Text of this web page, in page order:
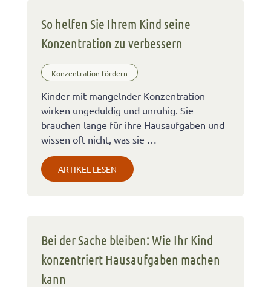
So helfen Sie Ihrem Kind seine
Konzentration zu verbessern
Konzentration fördern
Kinder mit mangelnder Konzentration
wirken ungeduldig und unruhig. Sie
brauchen lange für ihre Hausaufgaben und
wissen oft nicht, was sie …
ARTIKEL LESEN
Bei der Sache bleiben: Wie Ihr Kind
konzentriert Hausaufgaben machen
kann